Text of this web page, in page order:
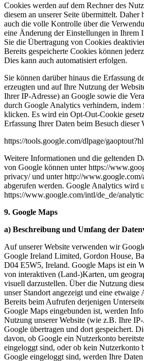
Cookies werden auf dem Rechner des
diesem an unserer Seite übermittelt. Daher
auch die volle Kontrolle über die
eine Änderung der Einstellungen in Ihrem
Sie die Übertragung von Cookies
Bereits gespeicherte Cookies können
Dies kann auch automatisiert erfolgen.
Sie können darüber hinaus die Erfassung
erzeugten und auf Ihre Nutzung der
Ihrer IP-Adresse) an Google sowie die
durch Google Analytics verhindern,
klicken. Es wird ein Opt-Out-Cookie
Erfassung Ihrer Daten beim Besuch dieser
https://tools.google.com/dlpage/
Weitere Informationen und die geltenden
von Google können unter https://
privacy/ und unter http://www.google.com/
abgerufen werden. Google Analytics wird
https://www.google.com/intl/de_de/
9. Google Maps
a) Beschreibung und Umfang der
Auf unserer Website verwenden wir
Google Ireland Limited, Gordon House,
D04 E5W5, Ireland. Google Maps ist ein
von interaktiven (Land-)Karten, um
visuell darzustellen. Über die Nutzung
unser Standort angezeigt und eine etwaige
Bereits beim Aufrufen derjenigen
Google Maps eingebunden ist, werden
Nutzung unserer Website (wie z.B. Ihre
Google übertragen und dort gespeichert.
davon, ob Google ein Nutzerkonto
eingeloggt sind, oder ob kein Nutzerkonto
Google eingeloggt sind, werden Ihre